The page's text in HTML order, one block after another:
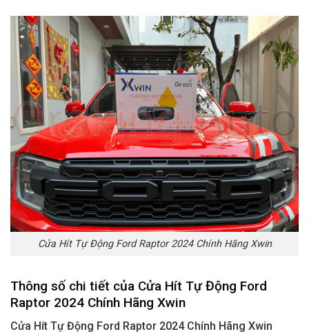
Cửa Hít Tự Động Ford Raptor 2024 Chính Hãng Xwin
Thông số chi tiết của Cửa Hít Tự Động Ford
Raptor 2024 Chính Hãng Xwin
Cửa Hít Tự Động Ford Raptor 2024 Chính Hãng Xwin